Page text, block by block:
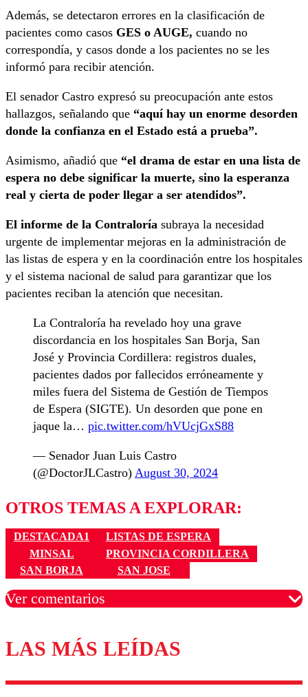
Además, se detectaron errores en la clasificación de
pacientes como casos GES o AUGE, cuando no
correspondía, y casos donde a los pacientes no se les
informó para recibir atención.
El senador Castro expresó su preocupación ante estos
hallazgos, señalando que “aquí hay un enorme desorden
donde la confianza en el Estado está a prueba”.
Asimismo, añadió que “el drama de estar en una lista de
espera no debe significar la muerte, sino la esperanza
real y cierta de poder llegar a ser atendidos”.
El informe de la Contraloría subraya la necesidad
urgente de implementar mejoras en la administración de
las listas de espera y en la coordinación entre los hospitales
y el sistema nacional de salud para garantizar que los
pacientes reciban la atención que necesitan.
La Contraloría ha revelado hoy una grave
discordancia en los hospitales San Borja, San
José y Provincia Cordillera: registros duales,
pacientes dados por fallecidos erróneamente y
miles fuera del Sistema de Gestión de Tiempos
de Espera (SIGTE). Un desorden que pone en
jaque la… pic.twitter.com/hVUcjGxS88
— Senador Juan Luis Castro
(@DoctorJLCastro) August 30, 2024
OTROS TEMAS A EXPLORAR:
DESTACADA1
LISTAS DE ESPERA
MINSAL
PROVINCIA CORDILLERA
SAN BORJA
SAN JOSE
Ver comentarios
Los comentarios son moderados para garantizar un
diálogo respetuoso.
LAS MÁS LEÍDAS